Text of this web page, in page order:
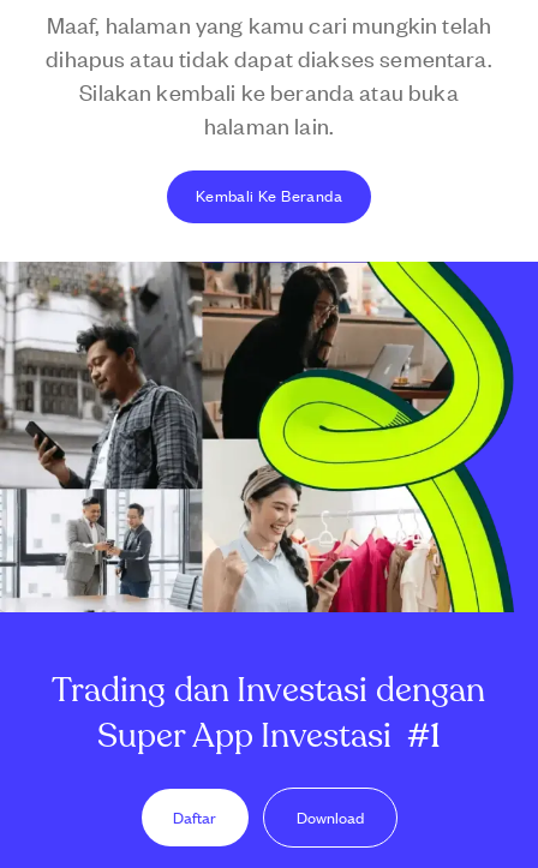
Maaf, halaman yang kamu cari mungkin telah
dihapus atau tidak dapat diakses sementara.
Silakan kembali ke beranda atau buka
halaman lain.
Kembali Ke Beranda
Trading dan Investasi dengan
Super App Investasi #1
Daftar Download